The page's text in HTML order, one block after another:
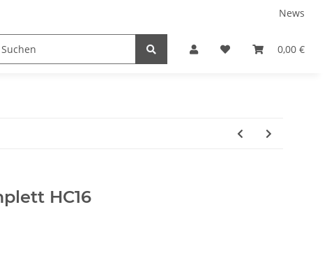
News
0,00 €
GEBRAUCHT
HC16